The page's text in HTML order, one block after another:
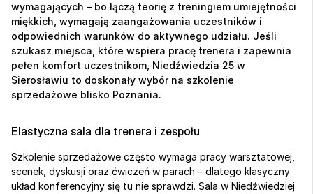
wymagających – bo łączą teorię z treningiem umiejętności
miękkich, wymagają zaangażowania uczestników i
odpowiednich warunków do aktywnego udziału. Jeśli
szukasz miejsca, które wspiera pracę trenera i zapewnia
pełen komfort uczestnikom, Niedźwiedzia 25 w
Sierosławiu to doskonały wybór na szkolenie
sprzedażowe blisko Poznania.
Elastyczna sala dla trenera i zespołu
Szkolenie sprzedażowe często wymaga pracy warsztatowej,
scenek, dyskusji oraz ćwiczeń w parach – dlatego klasyczny
układ konferencyjny się tu nie sprawdzi. Sala w Niedźwiedziej